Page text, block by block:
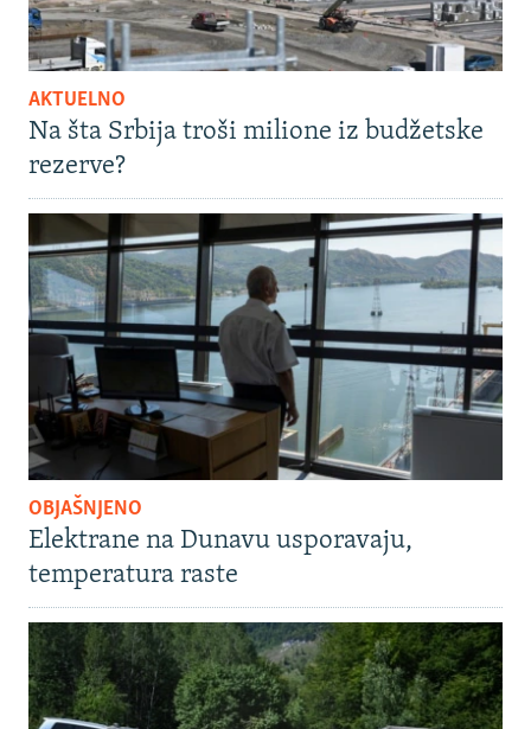
AKTUELNO
Na šta Srbija troši milione iz budžetske
rezerve?
OBJAŠNJENO
Elektrane na Dunavu usporavaju,
temperatura raste